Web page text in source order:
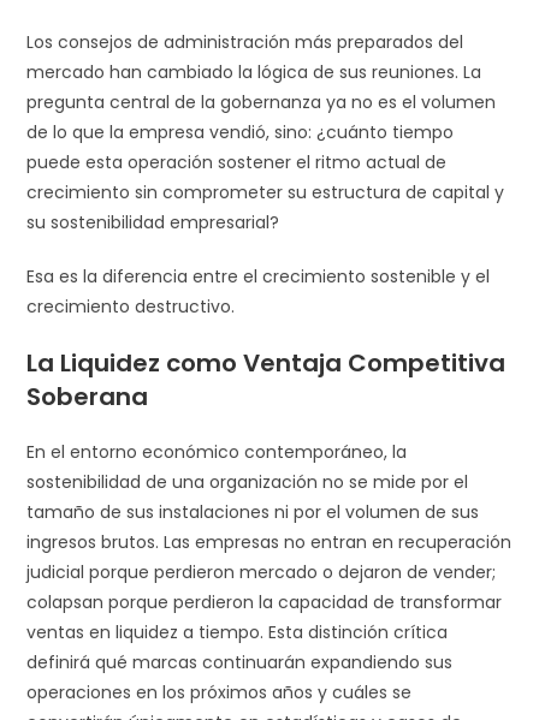
Los consejos de administración más preparados del
mercado han cambiado la lógica de sus reuniones. La
pregunta central de la gobernanza ya no es el volumen
de lo que la empresa vendió, sino: ¿cuánto tiempo
puede esta operación sostener el ritmo actual de
crecimiento sin comprometer su estructura de capital y
su sostenibilidad empresarial?
Esa es la diferencia entre el crecimiento sostenible y el
crecimiento destructivo.
La Liquidez como Ventaja Competitiva
Soberana
En el entorno económico contemporáneo, la
sostenibilidad de una organización no se mide por el
tamaño de sus instalaciones ni por el volumen de sus
ingresos brutos. Las empresas no entran en recuperación
judicial porque perdieron mercado o dejaron de vender;
colapsan porque perdieron la capacidad de transformar
ventas en liquidez a tiempo. Esta distinción crítica
definirá qué marcas continuarán expandiendo sus
operaciones en los próximos años y cuáles se